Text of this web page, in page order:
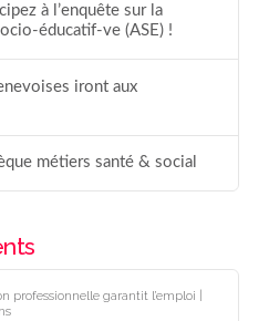
à l’enquête sur la
éducatif-ve (ASE) !
iront aux
métiers santé & social
professionnelle garantit l’emploi |